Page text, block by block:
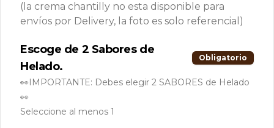
Inmortales 1/2
Litro
$8.500
Diabéticos 1/2
Litro
Agua
(la crema chantilly no esta disponible para
envíos por Delivery, la foto es solo referencial)
Escoge de 2 Sabores de
Helado.
Obligatorio
👀IMPORTANTE: Debes elegir 2 SABORES de Helado
👀
Seleccione al menos 1